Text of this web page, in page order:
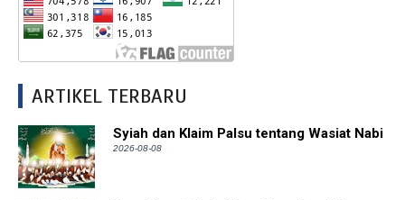
ARTIKEL TERBARU
Syiah dan Klaim Palsu tentang Wasiat Nabi
2026-08-08